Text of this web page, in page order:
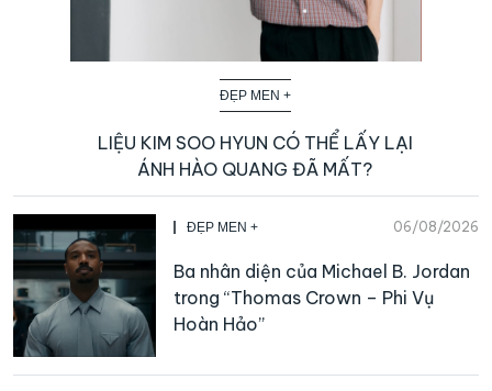
ĐẸP MEN +
LIỆU KIM SOO HYUN CÓ THỂ LẤY LẠI
ÁNH HÀO QUANG ĐÃ MẤT?
ĐẸP MEN + 06/08/2026
Ba nhân diện của Michael B. Jordan
trong “Thomas Crown – Phi Vụ
Hoàn Hảo”